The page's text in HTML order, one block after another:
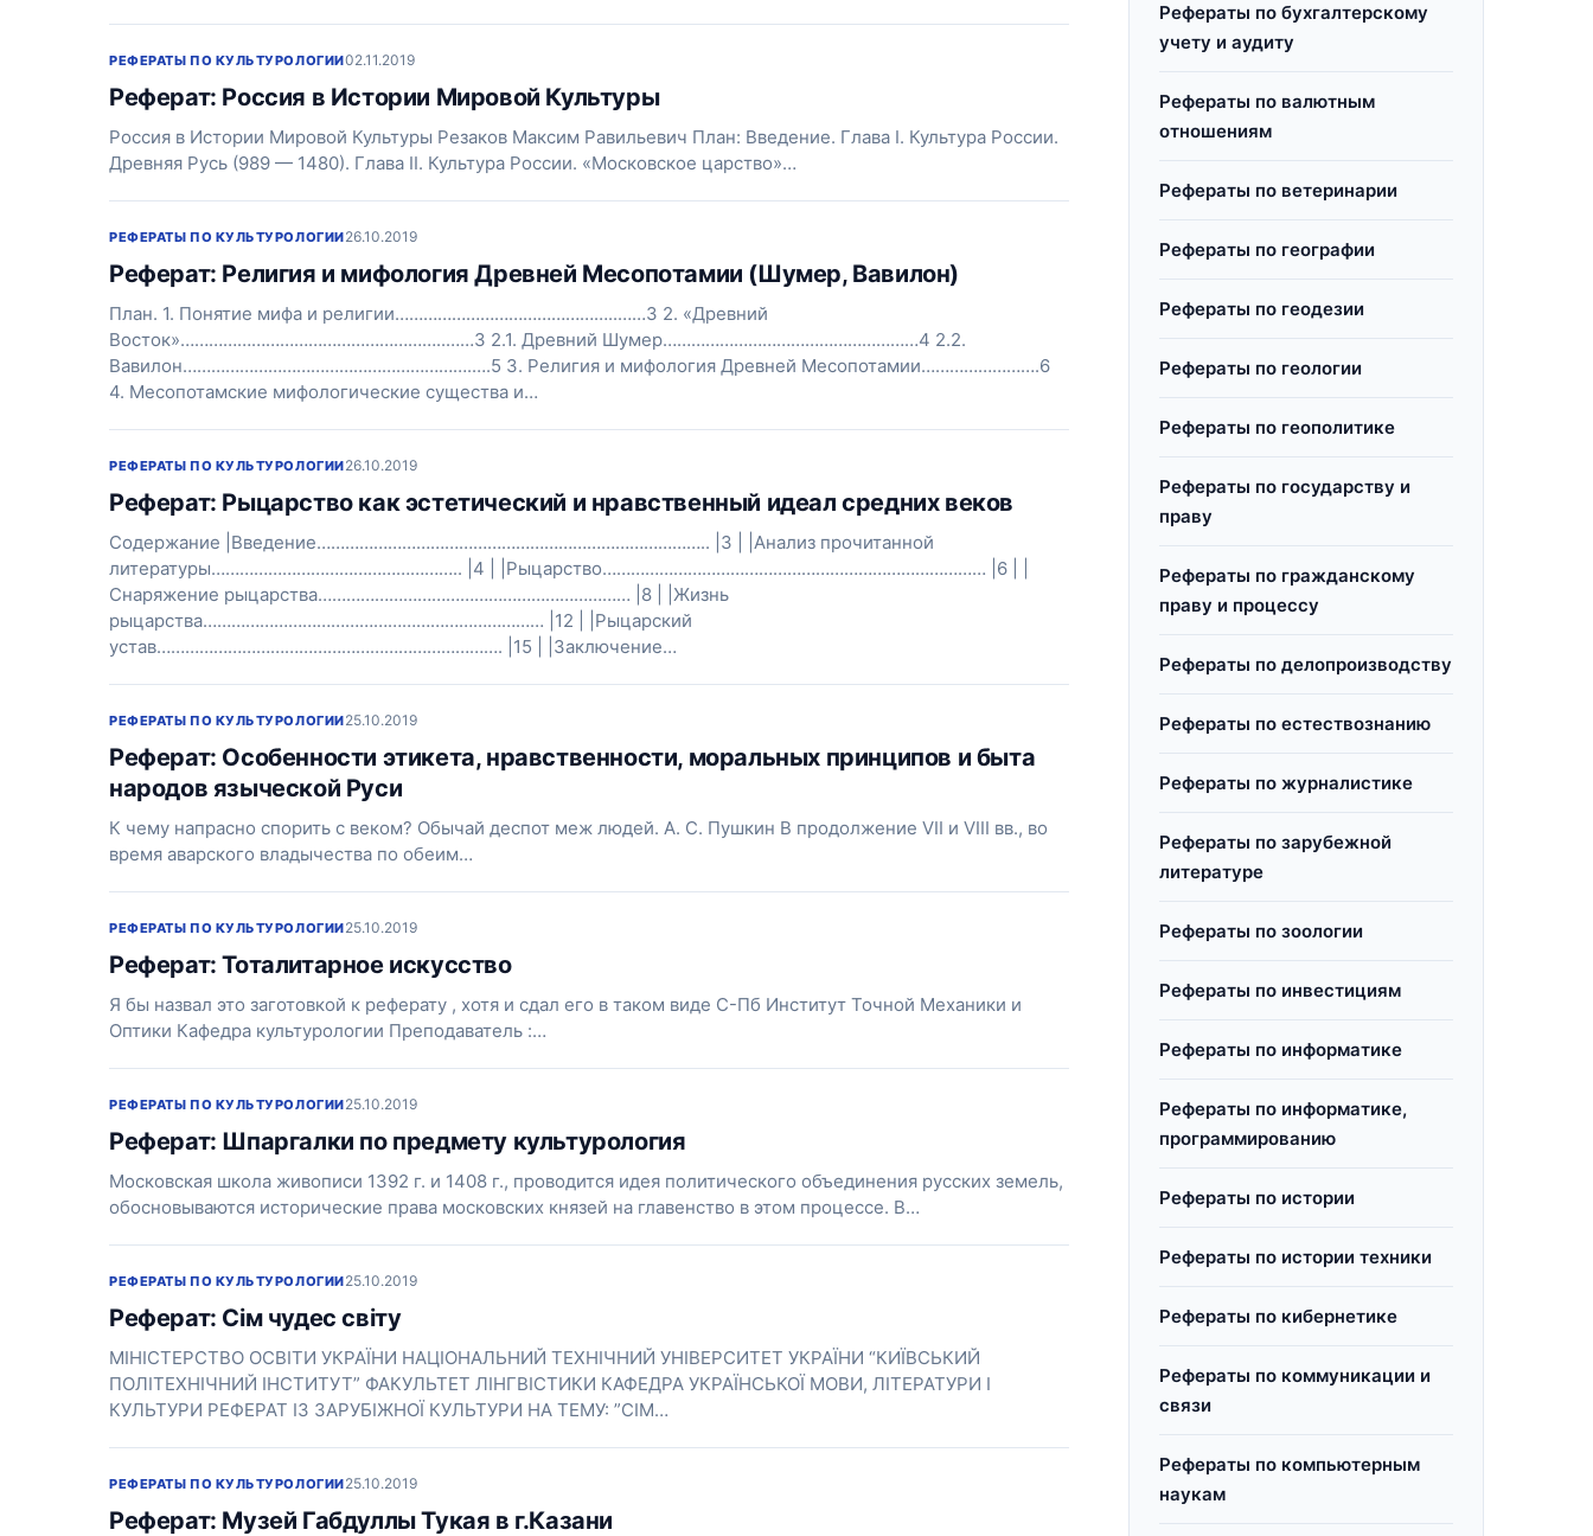
РЕФЕРАТЫ ПО КУЛЬТУРОЛОГИИ02.11.2019
Реферат: Россия в Истории Мировой Культуры
Россия в Истории Мировой Культуры Резаков Максим Равильевич План: Введение. Глава I. Культура России.
Древняя Русь (989 — 1480). Глава II. Культура России. «Московское царство»…
РЕФЕРАТЫ ПО КУЛЬТУРОЛОГИИ26.10.2019
Реферат: Религия и мифология Древней Месопотамии (Шумер, Вавилон)
План. 1. Понятие мифа и религии………………………………………..……3 2. «Древний
Восток»………………………………………………..……3 2.1. Древний Шумер………………………………………………4 2.2.
Вавилон…………………………………………………….….5 3. Религия и мифология Древней Месопотамии…………………….6
4. Месопотамские мифологические существа и…
РЕФЕРАТЫ ПО КУЛЬТУРОЛОГИИ26.10.2019
Реферат: Рыцарство как эстетический и нравственный идеал средних веков
Содержание |Введение……………………………………………………………………….. |3 | |Анализ прочитанной
литературы…………………………………………….. |4 | |Рыцарство……………………………………………………………………… |6 | |
Снаряжение рыцарства………………………………………………………… |8 | |Жизнь
рыцарства……………………………………………………………… |12 | |Рыцарский
устав………………………………………………………………. |15 | |Заключение…
РЕФЕРАТЫ ПО КУЛЬТУРОЛОГИИ25.10.2019
Реферат: Особенности этикета, нравственности, моральных принципов и быта
народов языческой Руси
К чему напрасно спорить с веком? Обычай деспот меж людей. А. С. Пушкин В продолжение VII и VIII вв., во
время аварского владычества по обеим…
РЕФЕРАТЫ ПО КУЛЬТУРОЛОГИИ25.10.2019
Реферат: Тоталитарное искусство
Я бы назвал это заготовкой к реферату , хотя и сдал его в таком виде С-Пб Институт Точной Механики и
Оптики Кафедра культурологии Преподаватель :…
РЕФЕРАТЫ ПО КУЛЬТУРОЛОГИИ25.10.2019
Реферат: Шпаргалки по предмету культурология
Московская школа живописи 1392 г. и 1408 г., проводится идея политического объединения русских земель,
обосновываются исторические права московских князей на главенство в этом процессе. В…
РЕФЕРАТЫ ПО КУЛЬТУРОЛОГИИ25.10.2019
Реферат: Сім чудес світу
МІНІСТЕРСТВО ОСВІТИ УКРАЇНИ НАЦІОНАЛЬНИЙ ТЕХНІЧНИЙ УНІВЕРСИТЕТ УКРАЇНИ “КИЇВСЬКИЙ
ПОЛІТЕХНІЧНИЙ ІНСТИТУТ” ФАКУЛЬТЕТ ЛІНГВІСТИКИ КАФЕДРА УКРАЇНСЬКОЇ МОВИ, ЛІТЕРАТУРИ І
КУЛЬТУРИ РЕФЕРАТ ІЗ ЗАРУБІЖНОЇ КУЛЬТУРИ НА ТЕМУ: ”СІМ…
РЕФЕРАТЫ ПО КУЛЬТУРОЛОГИИ25.10.2019
Реферат: Музей Габдуллы Тукая в г.Казани
Рефераты по бухгалтерскому
учету и аудиту
Рефераты по валютным
отношениям
Рефераты по ветеринарии
Рефераты по географии
Рефераты по геодезии
Рефераты по геологии
Рефераты по геополитике
Рефераты по государству и
праву
Рефераты по гражданскому
праву и процессу
Рефераты по делопроизводству
Рефераты по естествознанию
Рефераты по журналистике
Рефераты по зарубежной
литературе
Рефераты по зоологии
Рефераты по инвестициям
Рефераты по информатике
Рефераты по информатике,
программированию
Рефераты по истории
Рефераты по истории техники
Рефераты по кибернетике
Рефераты по коммуникации и
связи
Рефераты по компьютерным
наукам